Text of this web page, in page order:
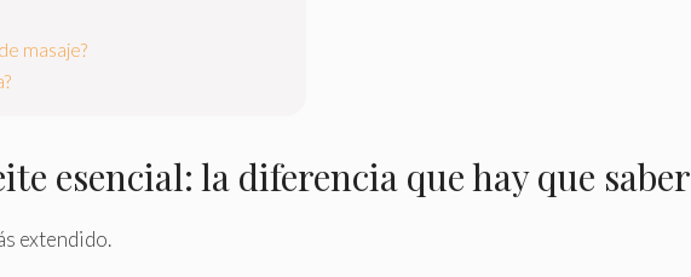
masaje?
esencial: la diferencia que hay que saber
extendido.